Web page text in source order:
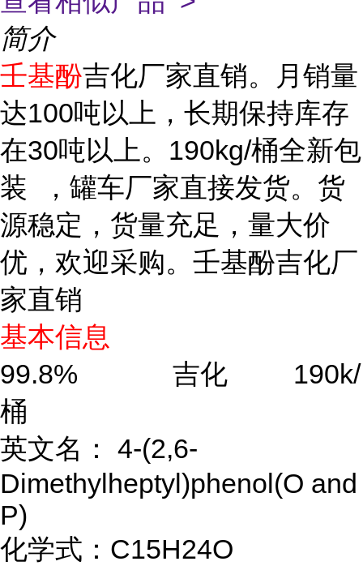
简介
壬基酚吉化厂家直销。月销量
达100吨以上，长期保持库存
在30吨以上。190kg/桶全新包
装 ，罐车厂家直接发货。货
源稳定，货量充足，量大价
优，欢迎采购。壬基酚吉化厂
家直销
基本信息
99.8% 吉化 190k/
桶
英文名： 4-(2,6-
Dimethylheptyl)phenol(O and
P)
化学式：C15H24O